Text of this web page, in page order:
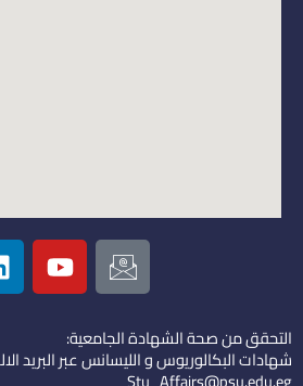
I
c
o
n
-
Y
o
u
u التحقق من صحة الشهادة الجامعية:
شهادات البكالوريوس و الليسانس عبر البريد